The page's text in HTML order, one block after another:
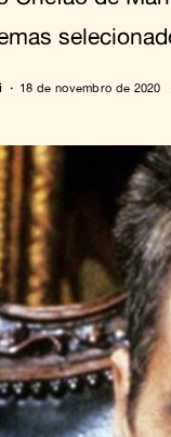
18 de novembro de 2020